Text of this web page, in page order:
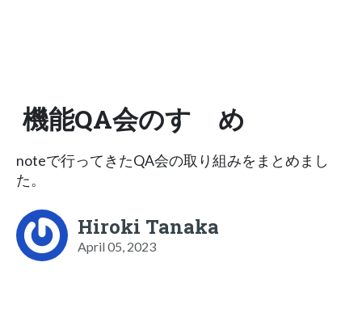
機能QA会のすゝめ
noteで行ってきたQA会の取り組みをまとめまし
た。
Hiroki Tanaka
April 05, 2023